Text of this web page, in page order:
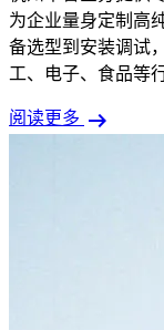
为企业量身定制高
备选型到安装调试
工、电子、食品等
阅读更多 arrow_right_alt